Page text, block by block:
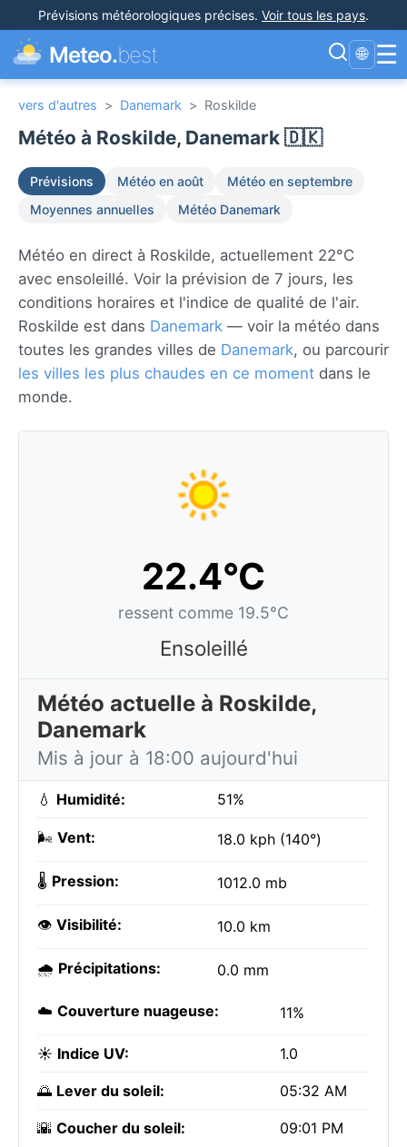
Prévisions météorologiques précises. Voir tous les pays.
Meteo.best 🌐 ☰
vers d'autres > Danemark > Roskilde
Météo à Roskilde, Danemark 🇩🇰
Prévisions Météo en août
Météo en septembre
Moyennes annuelles
Météo Danemark
Météo en direct à Roskilde, actuellement 22°C
avec ensoleillé. Voir la prévision de 7 jours, les
conditions horaires et l'indice de qualité de l'air.
Roskilde est dans Danemark — voir la météo dans
toutes les grandes villes de Danemark, ou parcourir
les villes les plus chaudes en ce moment dans le
monde.
22.4°C
ressent comme 19.5°C
Ensoleillé
Météo actuelle à Roskilde,
Danemark
Mis à jour à 18:00 aujourd'hui
💧 Humidité: 51%
🌬️ Vent: 18.0 kph (140°)
🌡️ Pression: 1012.0 mb
👁️ Visibilité: 10.0 km
🌧️ Précipitations: 0.0 mm
☁️ Couverture nuageuse: 11%
☀️ Indice UV: 1.0
🌅 Lever du soleil: 05:32 AM
🌇 Coucher du soleil: 09:01 PM